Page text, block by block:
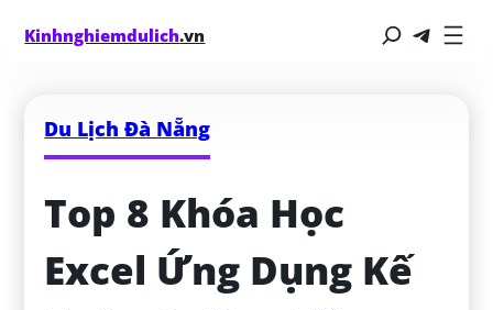
Kinhnghiemdulich.vn
Du Lịch Đà Nẵng
Top 8 Khóa Học
Excel Ứng Dụng Kế